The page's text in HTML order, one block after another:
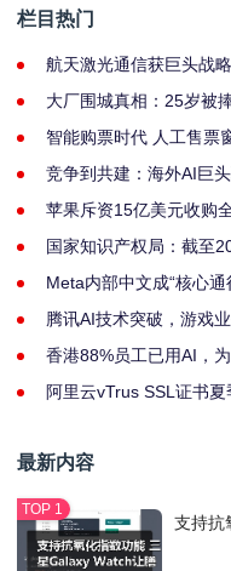
栏目热门
航天激光通信获巨头战
大厂围城真相：25岁被
智能购票时代 人工售票
竞争到共建：海外AI巨
苹果斥资15亿美元收购
国家知识产权局：截至
Meta内部中文成“核心通
腾讯AI技术突破，游戏
香港88%员工已用AI，
阿里云vTrus SSL证书
最新内容
支持抗